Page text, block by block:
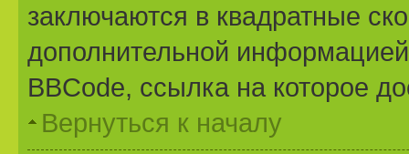
заключаются в квадратные
дополнительной
BBCode, ссылка на которое
Вернуться к началу